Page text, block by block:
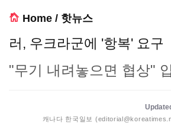
Home / 핫뉴스
러, 우크라군에 '항복' 요구
"무기 내려놓으면 협상"
캐나다 한국일보